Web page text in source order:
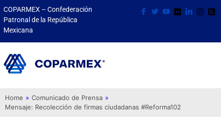
COPARMEX – Confederación
Patronal de la República
Mexicana
Home » Comunicado de Prensa »
Mensaje: Recolección de firmas ciudadanas #Reforma102